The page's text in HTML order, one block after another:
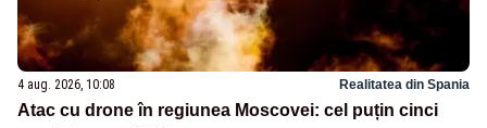
4 aug. 2026, 10:08 Realitatea din Spania
Atac cu drone în regiunea Moscovei: cel puțin cinci